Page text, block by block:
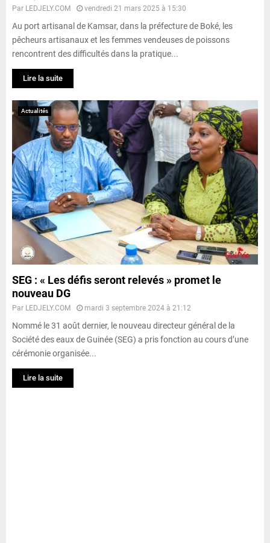
Par LEDJELY.COM vendredi 21 mars 2025 à 15:30
Au port artisanal de Kamsar, dans la préfecture de Boké, les
pêcheurs artisanaux et les femmes vendeuses de poissons
rencontrent des difficultés dans la pratique...
Lire la suite
Actualités
SEG : « Les défis seront relevés » promet le
nouveau DG
Par LEDJELY.COM mardi 3 septembre 2024 à 21:12
Nommé le 31 août dernier, le nouveau directeur général de la
Société des eaux de Guinée (SEG) a pris fonction au cours d’une
cérémonie organisée...
Lire la suite